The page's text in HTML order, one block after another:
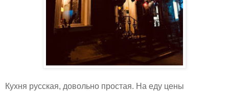
Кухня русская, довольно простая. На еду цены